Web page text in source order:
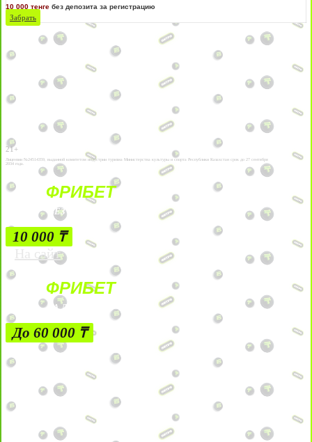
10 000 тенге без депозита за регистрацию
Забрать
21+
Лицензии №24514359, выданной комитетом индустрии туризма Министерства культуры и спорта Республики Казахстан срок до 27 сентября
2034 года.
ФРИБЕТ
БЕЗ УСЛОВИЙ
10 000 ₸
На сайт
ФРИБЕТ
ЗА ДЕПОЗИТЫ
До 60 000 ₸